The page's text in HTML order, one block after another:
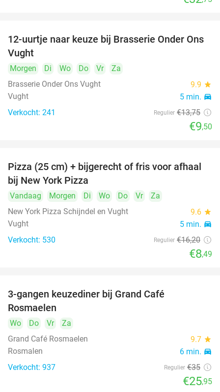
31%
12-uurtje naar keuze bij Brasserie Onder Ons
Vught
Morgen Di Wo Do Vr
Za
Brasserie Onder Ons Vught
9.9 star
Vught 5 min. directions_car
Verkocht: 241 Regulier €13,75
€9,50
48%
Pizza (25 cm) + bijgerecht of fris voor afhaal
bij New York Pizza
Vandaag Morgen Di Wo Do Vr
Za
New York Pizza Schijndel en Vught
9.6 star
Vught 5 min. directions_car
Verkocht: 530 Regulier €16,20
€8,49
3-gangen keuzediner bij Grand Café
Rosmaelen
Wo Do Vr
Za
Grand Café Rosmaelen
9.7 star
Rosmalen 6 min. directions_car
Verkocht: 937 Regulier €35
€25,95